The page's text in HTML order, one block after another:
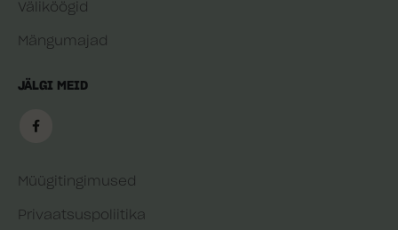
Väliköögid
Mängumajad
JÄLGI MEID
Müügitingimused
Privaatsuspoliitika